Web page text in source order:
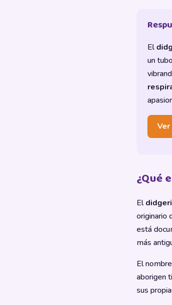
El
un
¿Qué
El
originario
está
más
El
aborigen
sus